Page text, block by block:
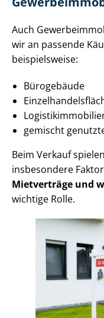
Auch
wir an passende
beispielsweise:
Bürogebäude
gemischt
Beim Verkauf
insbesondere
Mietverträge und
wichtige Rolle.